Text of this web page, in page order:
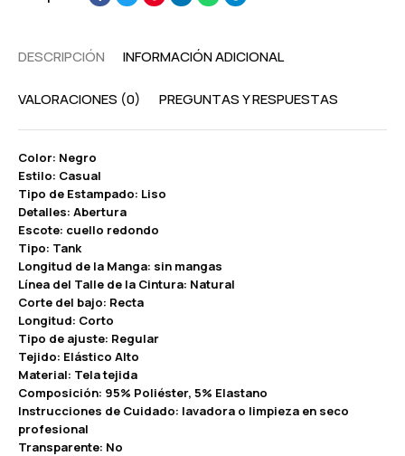
DESCRIPCIÓN INFORMACIÓN ADICIONAL
VALORACIONES (0) PREGUNTAS Y RESPUESTAS
Color: Negro
Estilo: Casual
Tipo de Estampado: Liso
Detalles: Abertura
Escote: cuello redondo
Tipo: Tank
Longitud de la Manga: sin mangas
Línea del Talle de la Cintura: Natural
Corte del bajo: Recta
Longitud: Corto
Tipo de ajuste: Regular
Tejido: Elástico Alto
Material: Tela tejida
Composición: 95% Poliéster, 5% Elastano
Instrucciones de Cuidado: lavadora o limpieza en seco
profesional
Transparente: No